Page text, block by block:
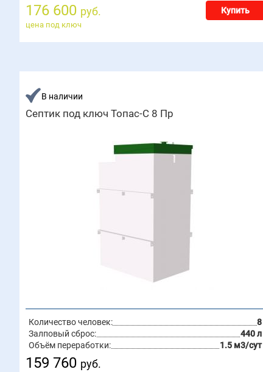
176 600 руб. Купить
цена под ключ
В наличии
Септик под ключ Топас-С 8 Пр
Количество человек:
8
Залповый сброс:
440 л
Объём переработки:
1.5 м3/сут
159 760 руб.